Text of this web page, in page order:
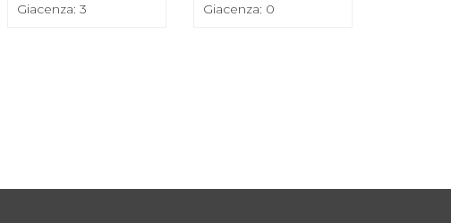
Giacenza: 3 Giacenza: 0